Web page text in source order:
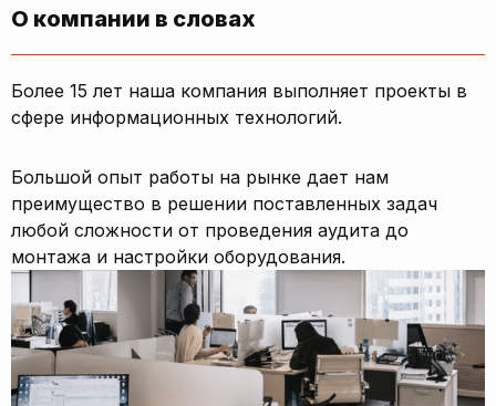
О компании в словах
Более 15 лет наша компания выполняет проекты в
сфере информационных технологий.
Большой опыт работы на рынке дает нам
преимущество в решении поставленных задач
любой сложности от проведения аудита до
монтажа и настройки оборудования.